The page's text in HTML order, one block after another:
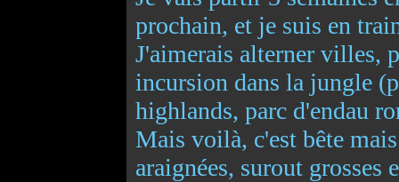
prochain, et je suis en
J'aimerais alterner villes,
incursion dans la jungle
highlands, parc d'endau
Mais voilà, c'est bête
araignées, surout grosses